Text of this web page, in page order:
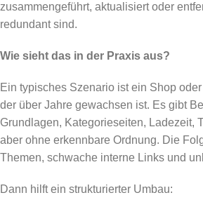
zusammengeführt, aktualisiert oder
redundant sind.
Wie sieht das in der Praxis aus?
Ein typisches Szenario ist ein Shop
der über Jahre gewachsen ist. Es gibt
Grundlagen, Kategorieseiten, Ladezeit,
aber ohne erkennbare Ordnung. Die
Themen, schwache interne Links und
Dann hilft ein strukturierter Umbau: